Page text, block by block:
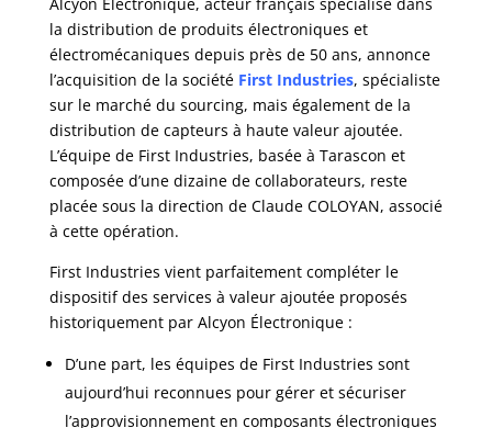
la distribution de produits électroniques et
électromécaniques depuis près de 50 ans, annonce
l’acquisition de la société First Industries, spécialiste
sur le marché du sourcing, mais également de la
distribution de capteurs à haute valeur ajoutée.
L’équipe de First Industries, basée à Tarascon et
composée d’une dizaine de collaborateurs, reste
placée sous la direction de Claude COLOYAN, associé
à cette opération.
First Industries vient parfaitement compléter le
dispositif des services à valeur ajoutée proposés
historiquement par Alcyon Électronique :
D’une part, les équipes de First Industries sont
aujourd’hui reconnues pour gérer et sécuriser
l’approvisionnement en composants électroniques